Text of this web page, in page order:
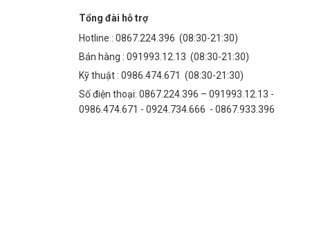
Tổng đài hỗ trợ
Hotline : 0867.224.396 (08:30-21:30)
Bán hàng : 091993.12.13 (08:30-21:30)
Kỹ thuật : 0986.474.671 (08:30-21:30)
Số điện thoại: 0867.224.396 – 091993.12.13 -
0986.474.671 - 0924.734.666 - 0867.933.396